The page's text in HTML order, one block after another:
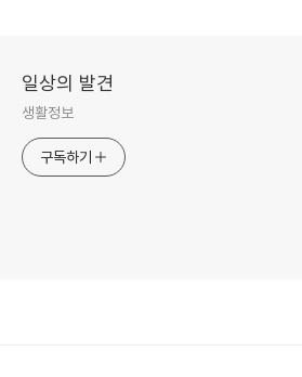
일상의 발견
생활정보
구독하기